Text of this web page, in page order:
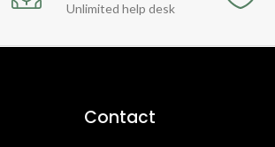
Unlimited help desk
Contact